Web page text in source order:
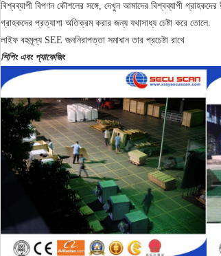
বিশ্বব্যাপী বিপণন কৌশলের সঙ্গে, দেখুন আমাদের বিশ্বব্যাপী
গ্রাহকদের প্রত্যাশা অতিক্রম করার জন্য যথাসাধ্য চেষ্টা করে তোলে.
লাইফ বহুমূল্য SEE জননিরাপত্তা সমাধান তার প্রচেষ্টা রাখে
শিপিং এবং প্যাকেজিং